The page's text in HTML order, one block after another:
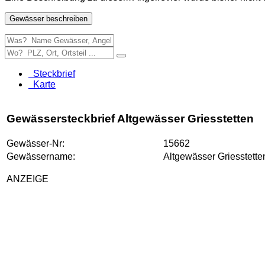
Gewässer beschreiben
Steckbrief
Karte
Gewässersteckbrief Altgewässer Griesstetten
Gewässer-Nr:
15662
Gewässername:
Altgewässer
ANZEIGE